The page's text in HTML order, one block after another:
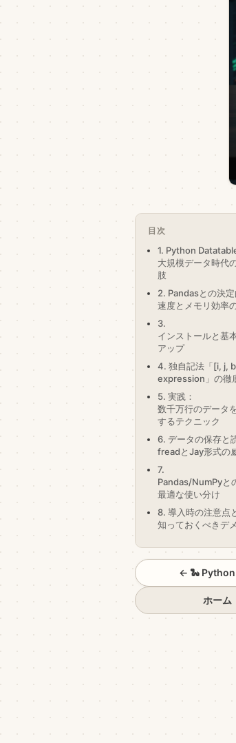
目次
1. Python
大規模データ時代
肢
2. Pandasとの決定
速度とメモリ効率
3.
インストールと基
アップ
4. 独自記法「[i, j,
expression」の徹
5. 実践：
数千万行のデータ
するテクニック
6. データの保存と
freadとJay形式の
7.
Pandas/NumPyと
最適な使い分け
8. 導入時の注意点
知っておくべきデ
← 🐍 Python
ホーム